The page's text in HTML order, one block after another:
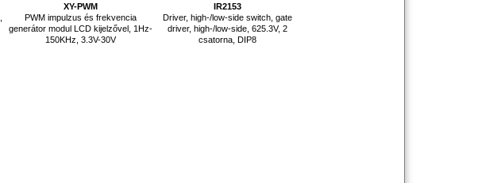
XY-PWM
PWM impulzus és frekvencia
generátor modul LCD kijelzővel, 1Hz-
150KHz, 3.3V-30V
IR2153
Driver, high-/low-side switch, gate
driver, high-/low-side, 625.3V, 2
csatorna, DIP8